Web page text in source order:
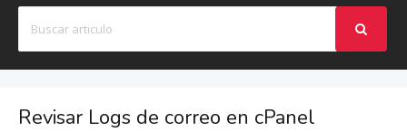
Revisar Logs de correo en cPanel